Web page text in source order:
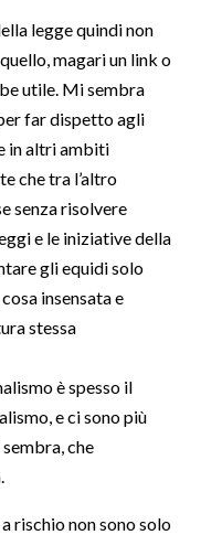
legge quindi non
magari un link o
utile. Mi sembra
far dispetto agli
in altri ambiti
che tra l’altro
senza risolvere
e le iniziative della
gli equidi solo
insensata e
stessa
è spesso il
e ci sono più
che
rischio non sono solo